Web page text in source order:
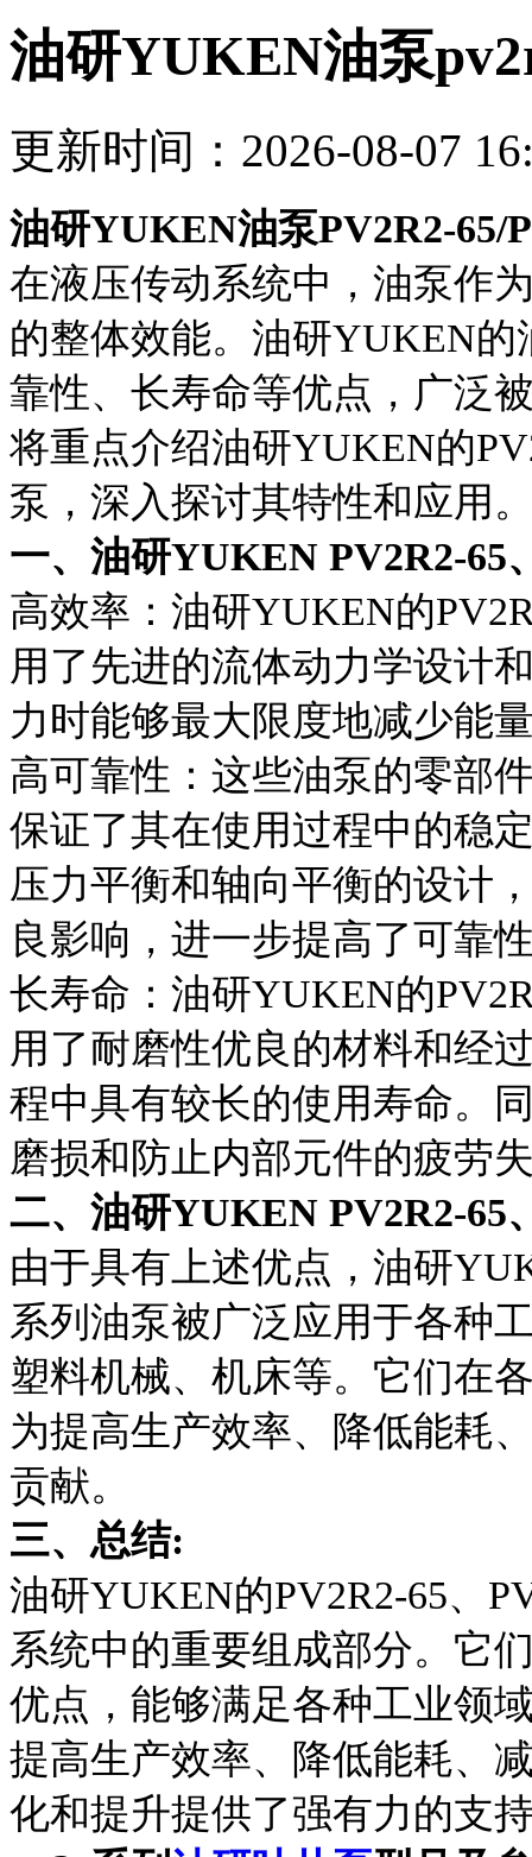
油研YUKEN油泵
更新时间：2026-08-07
油研YUKEN油泵PV2R2-65/
在液压传动系统中，油泵作
的整体效能。油研YUKEN
靠性、长寿命等优点，广泛
将重点介绍油研YUKEN的
泵，深入探讨其特性和应用
一、油研YUKEN PV2R2-65
高效率：油研YUKEN的
用了先进的流体动力学设计
力时能够最大限度地减少能
高可靠性：这些油泵的零部
保证了其在使用过程中的稳
压力平衡和轴向平衡的设计
良影响，进一步提高了可靠
长寿命：油研YUKEN的
用了耐磨性优良的材料和经
程中具有较长的使用寿命。
磨损和防止内部元件的疲劳
二、油研YUKEN PV2R2-65
由于具有上述优点，油研
系列油泵被广泛应用于各种
塑料机械、机床等。它们在
为提高生产效率、降低能耗
贡献。
三、总结:
油研YUKEN的PV2R2-65、
系统中的重要组成部分。它
优点，能够满足各种工业领
提高生产效率、降低能耗、
化和提升提供了强有力的支